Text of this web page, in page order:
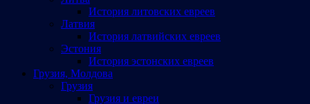
История литовских евреев
Латвия
История латвийских евреев
Эстония
История эстонских евреев
Грузия, Молдова
Грузия
Грузия и евреи